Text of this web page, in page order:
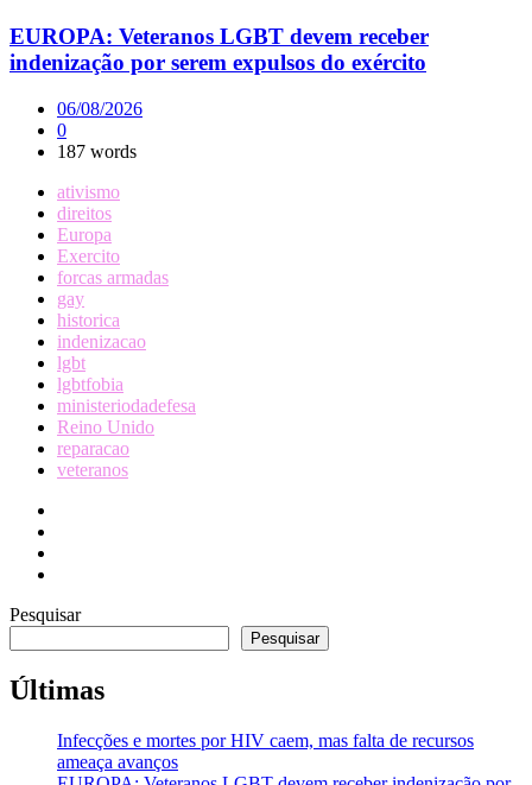
EUROPA: Veteranos LGBT devem receber
indenização por serem expulsos do exército
06/08/2026
0
187 words
ativismo
direitos
Europa
Exercito
forcas armadas
gay
historica
indenizacao
lgbt
lgbtfobia
ministeriodadefesa
Reino Unido
reparacao
veteranos
Pesquisar
Pesquisar
Últimas
Infecções e mortes por HIV caem, mas falta de recursos
ameaça avanços